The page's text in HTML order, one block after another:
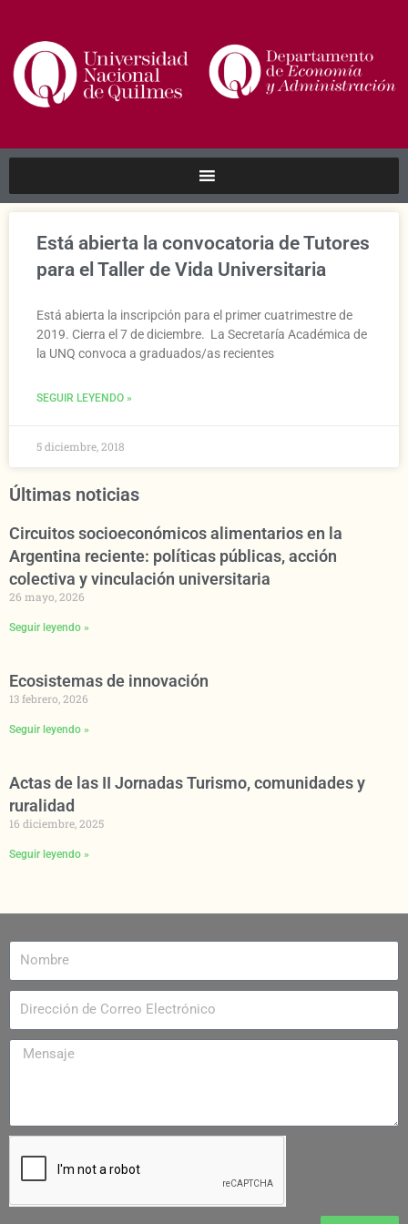
Está abierta la convocatoria de Tutores
para el Taller de Vida Universitaria
Está abierta la inscripción para el primer cuatrimestre de
2019. Cierra el 7 de diciembre. La Secretaría Académica de
la UNQ convoca a graduados/as recientes
SEGUIR LEYENDO »
5 diciembre, 2018
Últimas noticias
Circuitos socioeconómicos alimentarios en la
Argentina reciente: políticas públicas, acción
colectiva y vinculación universitaria
26 mayo, 2026
Seguir leyendo »
Ecosistemas de innovación
13 febrero, 2026
Seguir leyendo »
Actas de las II Jornadas Turismo, comunidades y
ruralidad
16 diciembre, 2025
Seguir leyendo »